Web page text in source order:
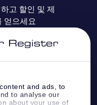
and ads, to
to analyse our
about your use of
고 할인 및 제
얻으세요